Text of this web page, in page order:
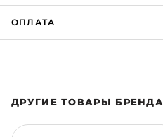
ОПЛАТА
ДРУГИЕ ТОВАРЫ БРЕНДА